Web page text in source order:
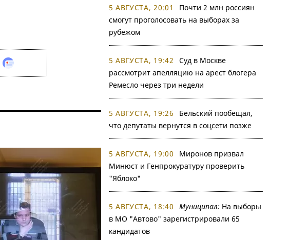
5 АВГУСТА, 20:01
Почти 2 млн россиян
смогут проголосовать на выборах за
рубежом
5 АВГУСТА, 19:42
Суд в Москве
рассмотрит апелляцию на арест блогера
Ремесло через три недели
5 АВГУСТА, 19:26
Бельский пообещал,
что депутаты вернутся в соцсети позже
5 АВГУСТА, 19:00
Миронов призвал
Минюст и Генпрокуратуру проверить
"Яблоко"
5 АВГУСТА, 18:40 Муниципал: На выборы
в МО "Автово" зарегистрировали 65
кандидатов